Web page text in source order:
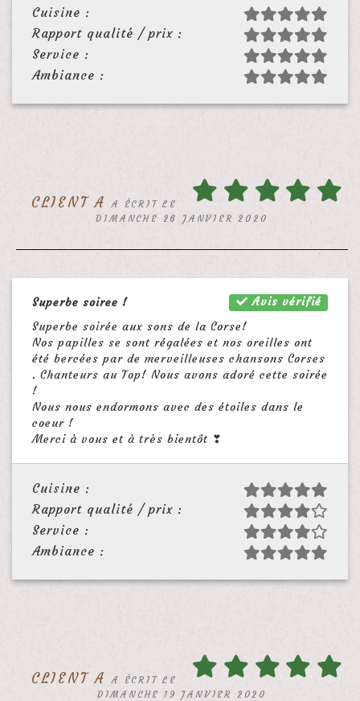
Cuisine :
Rapport qualité / prix :
Service :
Ambiance :
CLIENT A
A ÉCRIT LE
DIMANCHE 26 JANVIER 2020
Avis vérifié
Superbe soiree !
Superbe soirée aux sons de la Corse!
Nos papilles se sont régalées et nos oreilles ont
été bercées par de merveilleuses chansons Corses
. Chanteurs au Top! Nous avons adoré cette soirée
!
Nous nous endormons avec des étoiles dans le
coeur !
Merci à vous et à très bientôt ❣
Cuisine :
Rapport qualité / prix :
Service :
Ambiance :
CLIENT A
A ÉCRIT LE
DIMANCHE 19 JANVIER 2020